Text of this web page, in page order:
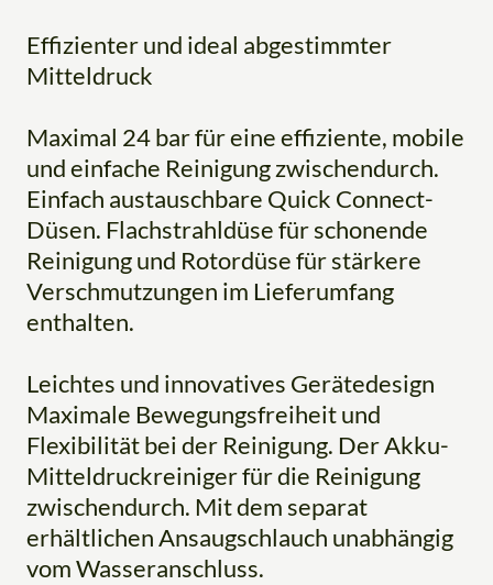
Effizienter und ideal abgestimmter
Mitteldruck
Maximal 24 bar für eine effiziente, mobile
und einfache Reinigung zwischendurch.
Einfach austauschbare Quick Connect-
Düsen. Flachstrahldüse für schonende
Reinigung und Rotordüse für stärkere
Verschmutzungen im Lieferumfang
enthalten.
Leichtes und innovatives Gerätedesign
Maximale Bewegungsfreiheit und
Flexibilität bei der Reinigung. Der Akku-
Mitteldruckreiniger für die Reinigung
zwischendurch. Mit dem separat
erhältlichen Ansaugschlauch unabhängig
vom Wasseranschluss.